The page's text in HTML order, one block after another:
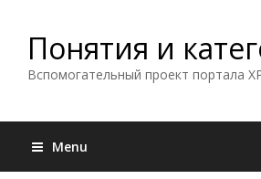
Понятия и
Вспомогательный проект портала
Menu